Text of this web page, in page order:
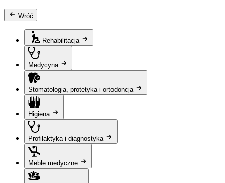
Wróć
Rehabilitacja
Medycyna
Stomatologia, protetyka i ortodoncja
Higiena
Profilaktyka i diagnostyka
Meble medyczne